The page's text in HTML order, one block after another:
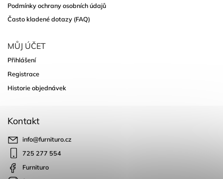
Podmínky ochrany osobních údajů
Často kladené dotazy (FAQ)
MŮJ ÚČET
Přihlášení
Registrace
Historie objednávek
Kontakt
info@furnituro.cz
725 277 554
Furnituro